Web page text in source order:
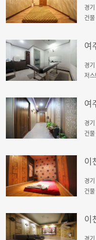
경
건
여
경
여
경
건
이
건
이